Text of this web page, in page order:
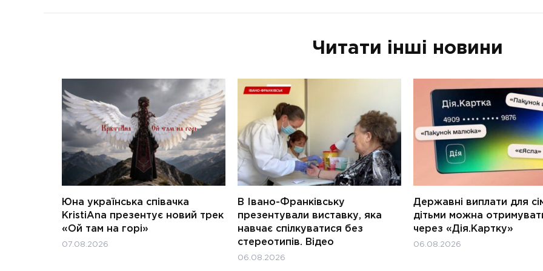
Читати інші новини
Юна українська співачка
KristiAna презентує новий трек
«Ой там на горі»
07.08.2026
В Івано-Франківську
презентували виставку, яка
навчає спілкуватися без
стереотипів. Відео
06.08.2026
Державні виплати для
дітьми можна
через «Дія.Картку»
06.08.2026